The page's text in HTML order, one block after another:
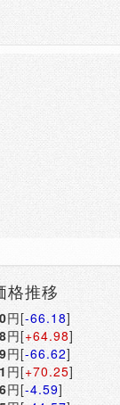
格推移
円[-66.18]
円[+64.98]
円[-66.62]
円[+70.25]
円[-4.59]